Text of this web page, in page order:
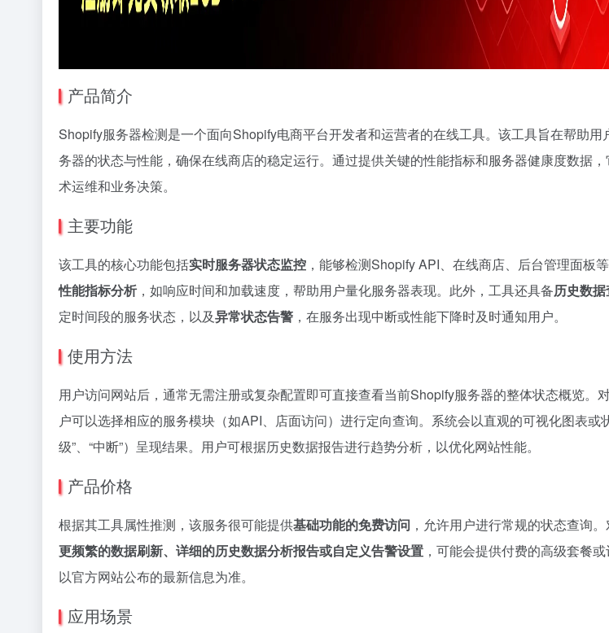
产品简介
Shopify服务器检测是一个面向Shopify电商平台开发者和运营者的在线工具。该工具旨在帮助用
务器的状态与性能，确保在线商店的稳定运行。通过提供关键的性能指标和服务器健康度数据
术运维和业务决策。
主要功能
该工具的核心功能包括实时服务器状态监控 ，能够检测Shopify API、在线商店、后台管理面板
性能指标分析 ，如响应时间和加载速度，帮助用户量化服务器表现。此外，工具还具备历史数
定时间段的服务状态，以及异常状态告警 ，在服务出现中断或性能下降时及时通知用户。
使用方法
用户访问网站后，通常无需注册或复杂配置即可直接查看当前Shopify服务器的整体状态概览。
户可以选择相应的服务模块（如API、店面访问）进行定向查询。系统会以直观的可视化图表或
级”、“中断”）呈现结果。用户可根据历史数据报告进行趋势分析，以优化网站性能。
产品价格
根据其工具属性推测，该服务很可能提供基础功能的免费访问 ，允许用户进行常规的状态查询
更频繁的数据刷新、详细的历史数据分析报告或自定义告警设置 ，可能会提供付费的高级套餐
以官方网站公布的最新信息为准。
应用场景